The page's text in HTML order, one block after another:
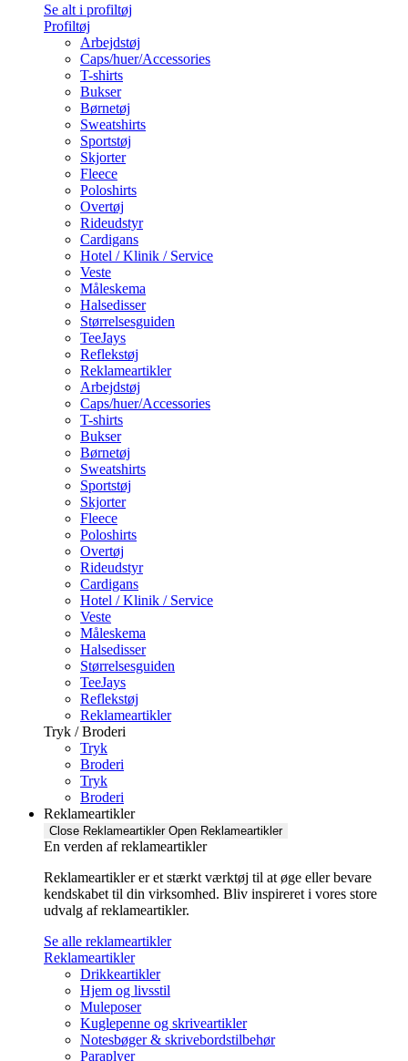
Se alt i profiltøj
Profiltøj
Arbejdstøj
Caps/huer/Accessories
T-shirts
Bukser
Børnetøj
Sweatshirts
Sportstøj
Skjorter
Fleece
Poloshirts
Overtøj
Rideudstyr
Cardigans
Hotel / Klinik / Service
Veste
Måleskema
Halsedisser
Størrelsesguiden
TeeJays
Reflekstøj
Reklameartikler
Arbejdstøj
Caps/huer/Accessories
T-shirts
Bukser
Børnetøj
Sweatshirts
Sportstøj
Skjorter
Fleece
Poloshirts
Overtøj
Rideudstyr
Cardigans
Hotel / Klinik / Service
Veste
Måleskema
Halsedisser
Størrelsesguiden
TeeJays
Reflekstøj
Reklameartikler
Tryk / Broderi
Tryk
Broderi
Tryk
Broderi
Reklameartikler
Close Reklameartikler Open Reklameartikler
En verden af reklameartikler ​
Reklameartikler er et stærkt værktøj til at øge eller bevare
kendskabet til din virksomhed. Bliv inspireret i vores store
udvalg af reklameartikler.
Se alle reklameartikler
Reklameartikler
Drikkeartikler
Hjem og livsstil
Muleposer
Kuglepenne og skriveartikler
Notesbøger & skrivebordstilbehør
Paraplyer